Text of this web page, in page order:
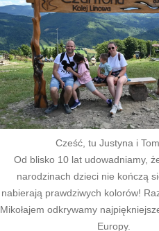
Cześć, tu Justyna i
Od blisko 10 lat udowadniamy,
narodzinach dzieci nie kończą
nabierają prawdziwych kolorów!
Mikołajem odkrywamy
Europy.